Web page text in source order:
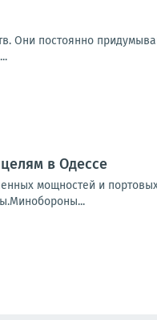
Они постоянно
в Одессе
мощностей и